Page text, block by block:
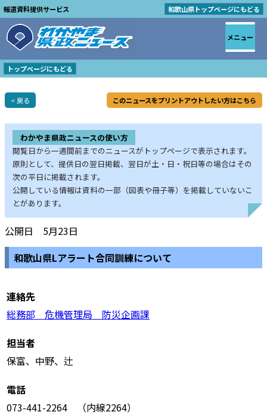
報道資料提供サービス 和歌山県トップページにもどる
トップページにもどる
< 戻る このニュースをプリントアウトしたい方はこちら
わかやま県政ニュースの使い方
閲覧日から一週間前までのニュースがトップページで表示されます。
原則として、提供日の翌日掲載、翌日が土・日・祝日等の場合はその
次の平日に掲載されます。
公開している情報は資料の一部（図表や冊子等）を掲載していないこ
とがあります。
公開日 5月23日
和歌山県Lアラート合同訓練について
連絡先
総務部 危機管理局 防災企画課
担当者
保富、中野、辻
電話
073-441-2264 （内線2264）
メニュー